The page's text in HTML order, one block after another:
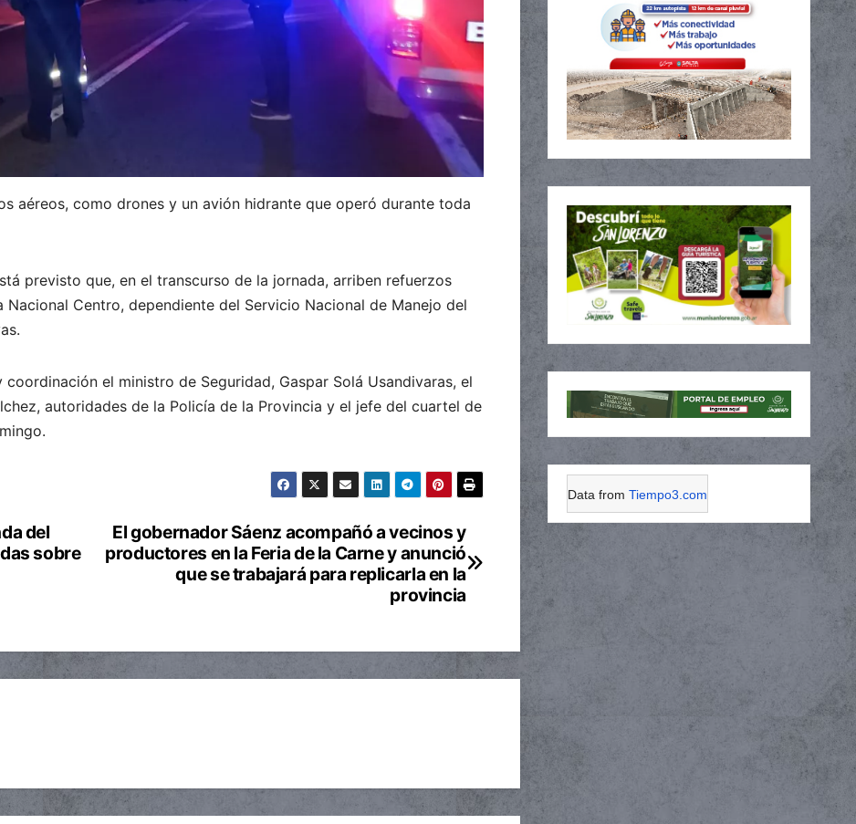
aéreos, como drones y un avión hidrante que operó durante toda
previsto que, en el transcurso de la jornada, arriben refuerzos
Centro, dependiente del Servicio Nacional de Manejo del
el ministro de Seguridad, Gaspar Solá Usandivaras, el
autoridades de la Policía de la Provincia y el jefe del cuartel de
El gobernador Sáenz acompañó a vecinos y
productores en la Feria de la Carne y anunció
que se trabajará para replicarla en la
provincia
del
sobre
Data from Tiempo3.com